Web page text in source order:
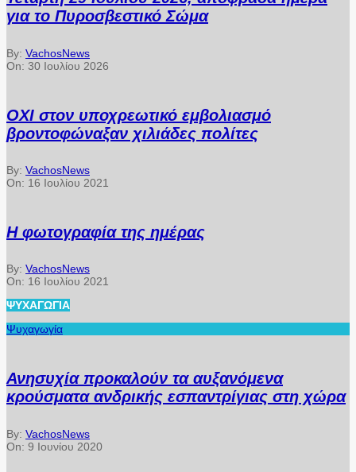
για το Πυροσβεστικό Σώμα
By: VachosNews
On: 30 Ιουλίου 2026
ΟΧΙ στον υποχρεωτικό εμβολιασμό
βροντοφώναξαν χιλιάδες πολίτες
By: VachosNews
On: 16 Ιουλίου 2021
Η φωτογραφία της ημέρας
By: VachosNews
On: 16 Ιουλίου 2021
ΨΥΧΑΓΩΓΊΑ
Ψυχαγωγία
Ανησυχία προκαλούν τα αυξανόμενα
κρούσματα ανδρικής εσπαντρίγιας στη χώρα
By: VachosNews
On: 9 Ιουνίου 2020